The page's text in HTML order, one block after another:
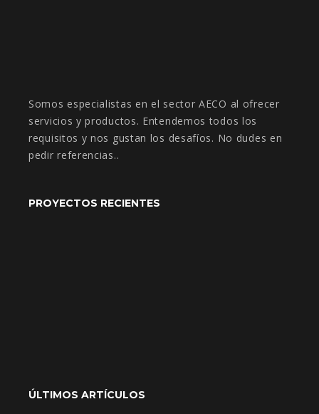
Somos especialistas en el sector AECO al ofrecer
servicios y productos. Entendemos todos los
requisitos y nos gustan los desafíos. No dudes en
pedir referencias..
PROYECTOS RECIENTES
ÚLTIMOS ARTÍCULOS